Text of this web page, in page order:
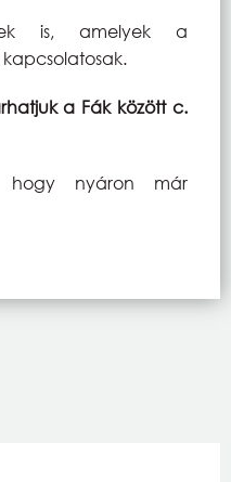
is, amelyek a
a Fák között c.
hogy nyáron már